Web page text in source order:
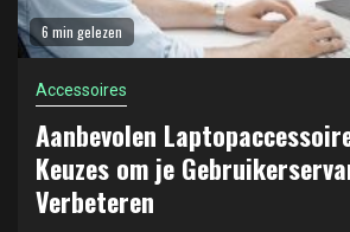
6 min gelezen
Accessoires
Aanbevolen
Keuzes om je
Verbeteren